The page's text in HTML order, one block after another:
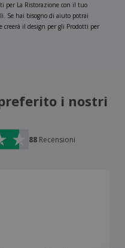
per La Ristorazione con il tuo
Se hai bisogno di aiuto potrai
creerà il design per gli Prodotti per
i nostri
88 Recensioni